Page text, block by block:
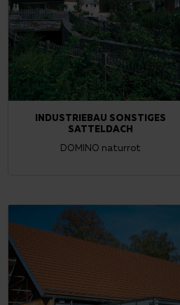
INDUSTRIEBAU SONSTIGES
SATTELDACH
DOMINO naturrot